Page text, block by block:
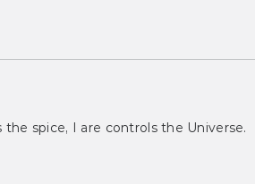
spice, I are controls the Universe.